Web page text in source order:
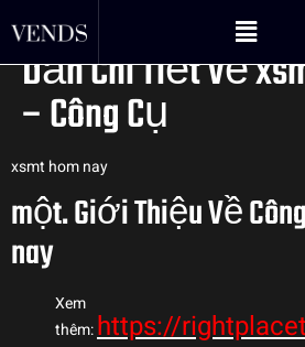
hom nay – Công
Dẫn Chi Tiết Về
– Công Cụ
xsmt hom nay
một. Giới Thiệu Về
nay
Xem
thêm:https://